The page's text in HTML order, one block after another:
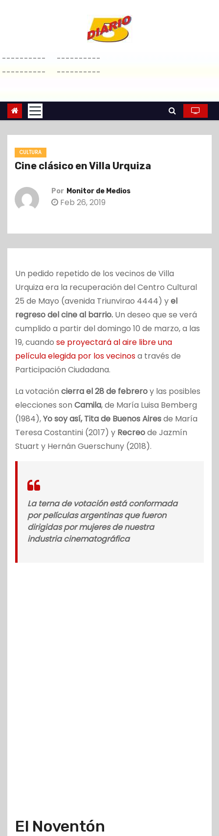
a
r
l
----------
----------
----------
----------
CULTURA
Cine clásico en Villa Urquiza
Por Monitor de Medios
Feb 26, 2019
Un pedido repetido de los vecinos de Villa
Urquiza era la recuperación del Centro Cultural
25 de Mayo (avenida Triunvirao 4444) yel
regreso del cine al barrio. Un deseo que se verá
cumplido a partir del domingo 10 de marzo, a las
19, cuando se proyectará al aire libre una
película elegida por los vecinosa través de
Participación Ciudadana.
La votación cierra el 28 de febreroy las posibles
elecciones son Camila, de María Luisa Bemberg
(1984),Yo soy así, Tita de Buenos Airesde María
Teresa Costantini (2017) y Recreode Jazmín
Stuart y Hernán Guerschuny (2018).
La terna de votación está conformada
por películas argentinas que fueron
dirigidas por mujeres de nuestra
industria cinematográfica
El Noventón